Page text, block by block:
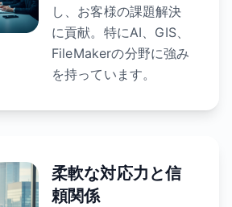
し、お客様の課題解決
に貢献。特にAI、GIS、
FileMakerの分野に強み
を持っています。
柔軟な対応力と信
頼関係